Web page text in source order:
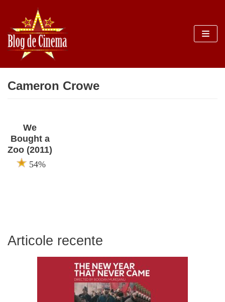
Sari
la
conținut
Cameron Crowe
We
Bought a
Zoo (2011)
54%
Articole recente